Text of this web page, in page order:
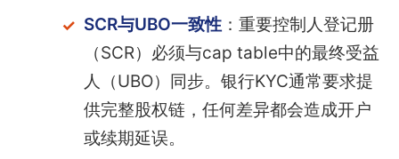
SCR与UBO一致性：重要控制人登记册
（SCR）必须与cap table中的最终受益
人（UBO）同步。银行KYC通常要求提
供完整股权链，任何差异都会造成开户
或续期延误。